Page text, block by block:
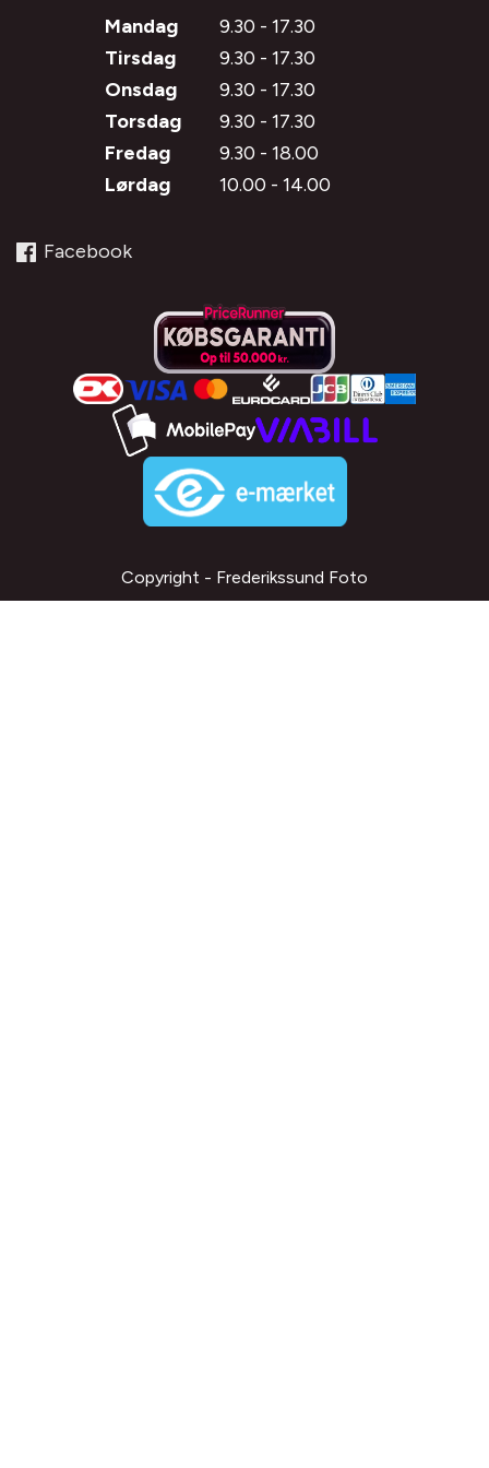
Mandag
9.30 - 17.30
Tirsdag
9.30 - 17.30
Onsdag
9.30 - 17.30
Torsdag
9.30 - 17.30
Fredag
9.30 - 18.00
Lørdag
10.00 - 14.00
Facebook
Copyright - Frederikssund Foto